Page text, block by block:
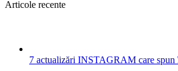
Articole recente
7 actualizări INSTAGRAM care spun